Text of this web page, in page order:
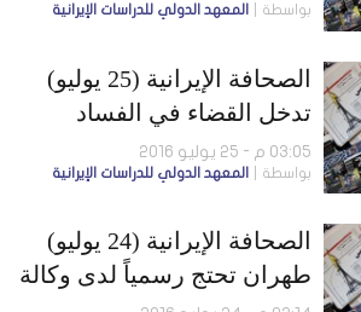
روحاني مع شبكة الفساد
بواسطة المعهد الدولي للدراسات الإيرانية
الصحافة الإيرانية (25 يوليو)
تدخل القضاء في الفساد
المالي للحكومة
الإيرانية..والجامعة العربية
03:05 م - 25 يوليو 2016
بواسطة المعهد الدولي للدراسات الإيرانية
الصحافة الإيرانية (24 يوليو)
طهران تحتج رسمياً لدى وكالة